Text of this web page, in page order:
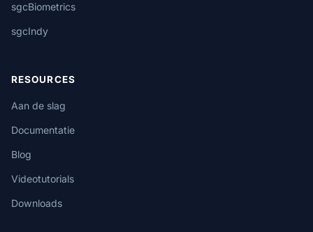
sgcBiometrics
sgcIndy
RESOURCES
Aan de slag
Documentatie
Blog
Videotutorials
Downloads